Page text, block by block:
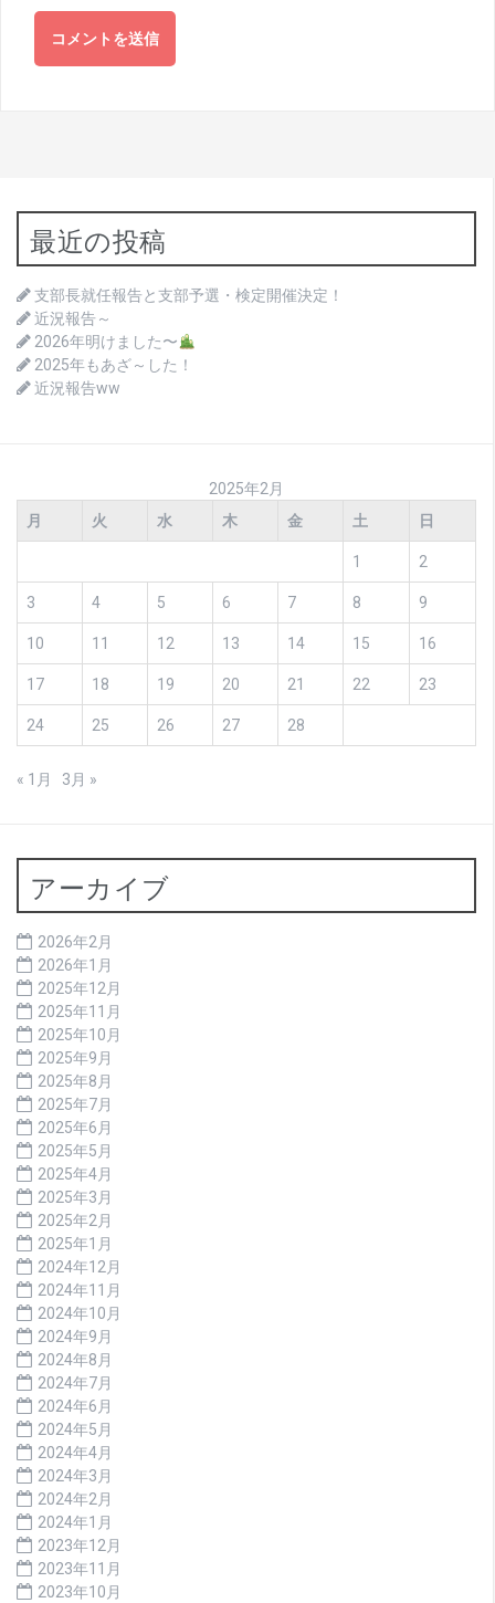
最近の投稿
支部長就任報告と支部予選・検定開催決定！
近況報告～
2026年明けました〜
2025年もあざ～した！
近況報告ww
2025年2月
月
火 水 木 金 土 日
1 2
3 4 5 6 7 8 9
10 11 12 13 14 15 16
17 18 19 20 21 22 23
24 25 26 27 28
« 1月 3月 »
アーカイブ
2026年2月
2026年1月
2025年12月
2025年11月
2025年10月
2025年9月
2025年8月
2025年7月
2025年6月
2025年5月
2025年4月
2025年3月
2025年2月
2025年1月
2024年12月
2024年11月
2024年10月
2024年9月
2024年8月
2024年7月
2024年6月
2024年5月
2024年4月
2024年3月
2024年2月
2024年1月
2023年12月
2023年11月
2023年10月